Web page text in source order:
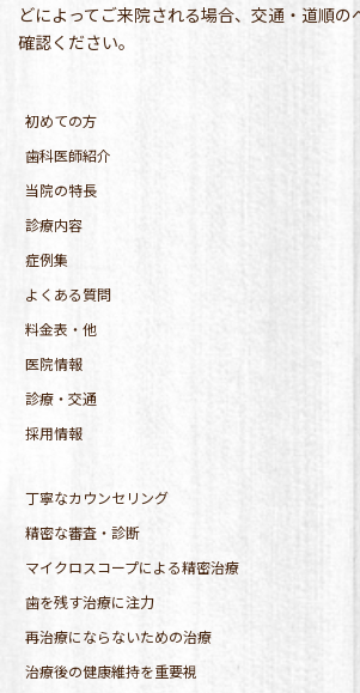
どによってご来院される場合、交通・道順
確認ください。
初めての方
歯科医師紹介
当院の特長
診療内容
症例集
よくある質問
料金表・他
医院情報
診療・交通
採用情報
丁寧なカウンセリング
精密な審査・診断
マイクロスコープによる精密治療
歯を残す治療に注力
再治療にならないための治療
治療後の健康維持を重要視